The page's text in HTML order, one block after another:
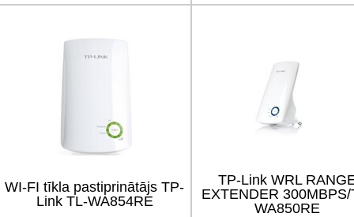
WI-FI tīkla pastiprinātājs TP-
Link TL-WA854RE
TP-Link WRL
EXTENDER 300MBPS/
WA850RE